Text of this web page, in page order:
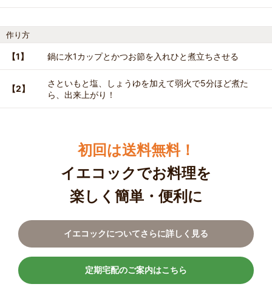
作り方
【1】 鍋に水1カップとかつお節を入れひと煮立ちさせる
【2】
さといもと塩、しょうゆを加えて弱火で5分ほど煮た
ら、出来上がり！
初回は送料無料！
イエコックでお料理を
楽しく簡単・便利に
イエコックについてさらに詳しく見る
定期宅配のご案内はこちら